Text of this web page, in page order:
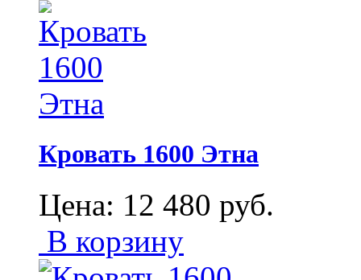
Кровать 1600 Этна
Цена: 12 480 руб.
В корзину